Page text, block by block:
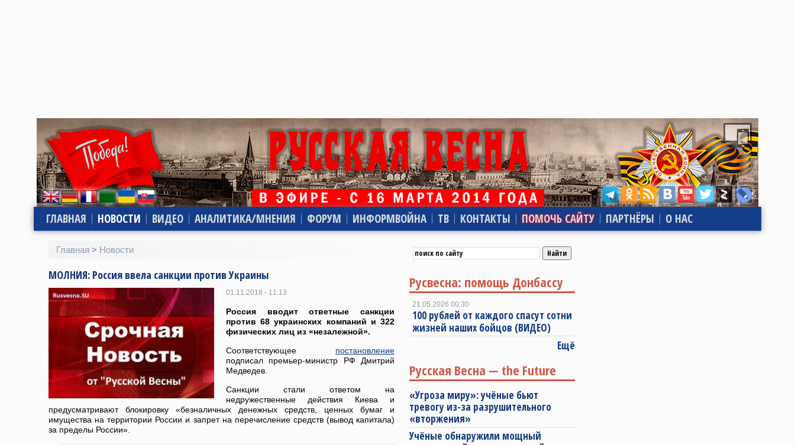
ГЛАВНАЯ НОВОСТИ ВИДЕО АНАЛИТИКА/МНЕНИЯ ФОРУМ ИНФОРМВОЙНА ТВ КОНТАКТЫ ПОМОЧЬ САЙТУ ПАРТНЁРЫ О НАС
Главная > Новости
МОЛНИЯ: Россия ввела санкции против Украины
01.11.2018 - 11:13
Россия вводит ответные санкции
против 68 украинских компаний и 322
физических лиц из «незалежной».
Соответствующее постановление
подписал премьер-министр РФ Дмитрий
Медведев.
Санкции стали ответом на
недружественные действия Киева и
предусматривают блокировку «безналичных денежных средств, ценных бумаг и
имущества на территории России и запрет на перечисление средств (вывод капитала)
за пределы России».
Русвесна: помощь Донбассу
21.05.2026 00:30
100 рублей от каждого спасут сотни
жизней наших бойцов (ВИДЕО)
Ещё
Русская Весна — the Future
«Угроза миру»: учёные бьют
тревогу из-за разрушительного
«вторжения»
Учёные обнаружили мощный